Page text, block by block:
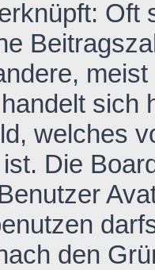
Oft
sich
welches
Die
den